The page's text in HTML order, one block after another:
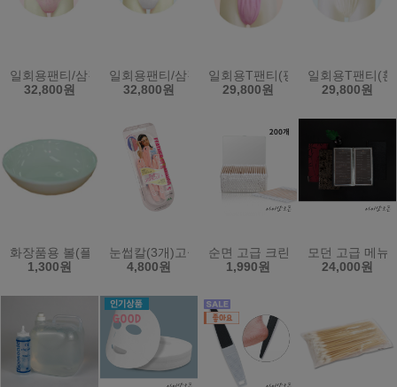
일회용팬티/삼각팬티/위생팬티/남녀공용/100장(핑크)XXL/2XL
32,800원
일회용팬티/삼각팬티/위생팬티/남녀공용/100장(흰
32,800원
일회용T팬티(핑크색/100장)남녀
29,800원
일회용T팬티(
29,800원
화장품용 볼(플라스틱)
1,300원
눈썹칼(3개)고급형/일제-플라멩고
4,800원
순면 고급 크린면봉 200개 - 천연
1,990원
모던 고급 메뉴
24,000원